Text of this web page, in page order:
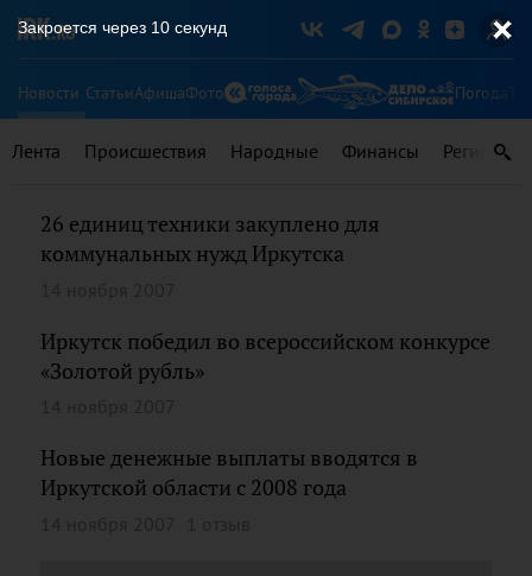
Новости СтатьиАфишаФото Погода
Лента Происшествия Народные Финансы Регионы
26 единиц техники закуплено для
коммунальных нужд Иркутска
Иркутск победил во всероссийском конкурсе
«Золотой рубль»
Новые денежные выплаты вводятся в
Иркутской области с 2008 года
Закроется через 10 секунд